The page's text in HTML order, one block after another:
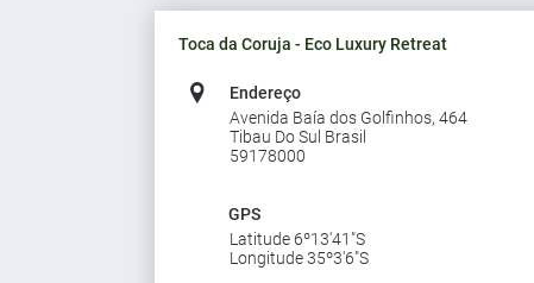
Toca da Coruja - Eco Luxury Retreat
Endereço
Avenida Baía dos Golfinhos, 464
Tibau Do Sul Brasil
59178000
GPS
Latitude 6º13'41"S
Longitude 35º3'6"S